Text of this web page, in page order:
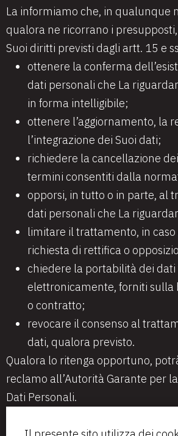
La informiamo che, in qualunque
qualora ne ricorrano i
Suoi diritti previsti dagli artt. 15 e
ottenere la conferma
dati personali che La
in forma intelligibile;
ottenere l’aggiornamento, la
l’integrazione dei Suoi dati;
richiedere la cancellazione
termini consentiti dalla
opporsi, in tutto o in parte, al
dati personali che La
limitare il trattamento, in caso
richiesta di rettifica o
chiedere la portabilità dei
elettronicamente, forniti sulla
o contratto;
revocare il consenso al
dati, qualora previsto.
Qualora lo ritenga opportuno,
reclamo all’Autorità Garante per
Dati Personali.